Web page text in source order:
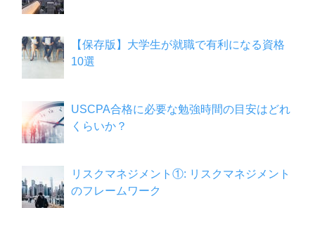
【保存版】大学生が就職で有利になる資格
10選
USCPA合格に必要な勉強時間の目安はどれ
くらいか？
リスクマネジメント①: リスクマネジメント
のフレームワーク